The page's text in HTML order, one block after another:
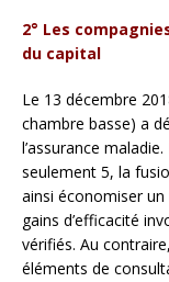
2° Les
du capital
Le 13 décembre
chambre basse) a
l’assurance
seulement 5, la
ainsi économiser un
gains d’efficacité
vérifiés. Au
éléments de